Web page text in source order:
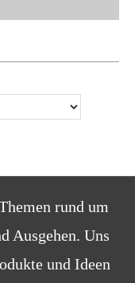
rund um
Ausgehen. Uns
und Ideen